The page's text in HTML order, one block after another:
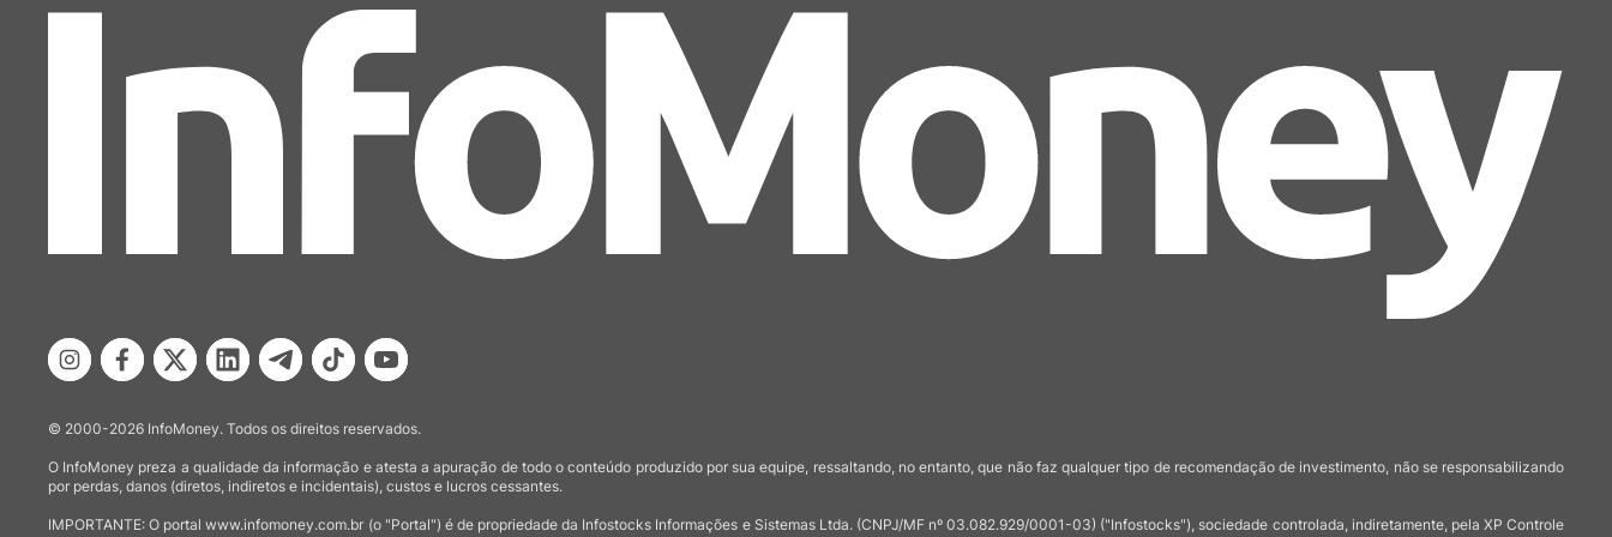
© 2000-2026 InfoMoney. Todos os direitos reservados.
O InfoMoney preza a qualidade da informação e atesta a apuração de todo o conteúdo produzido por sua equipe, ressaltando, no entanto, que não faz qualquer tipo de recomendação de investimento, não se responsabilizando
por perdas, danos (diretos, indiretos e incidentais), custos e lucros cessantes.
IMPORTANTE: O portal www.infomoney.com.br (o "Portal") é de propriedade da Infostocks Informações e Sistemas Ltda. (CNPJ/MF nº 03.082.929/0001-03) ("Infostocks"), sociedade controlada, indiretamente, pela XP Controle